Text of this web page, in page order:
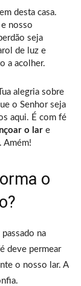
desta casa.
nosso
seja
de luz e
a acolher.
alegria sobre
o Senhor seja
aqui. É com fé
o lar e
Amém!
o
na
deve permear
o nosso lar. A